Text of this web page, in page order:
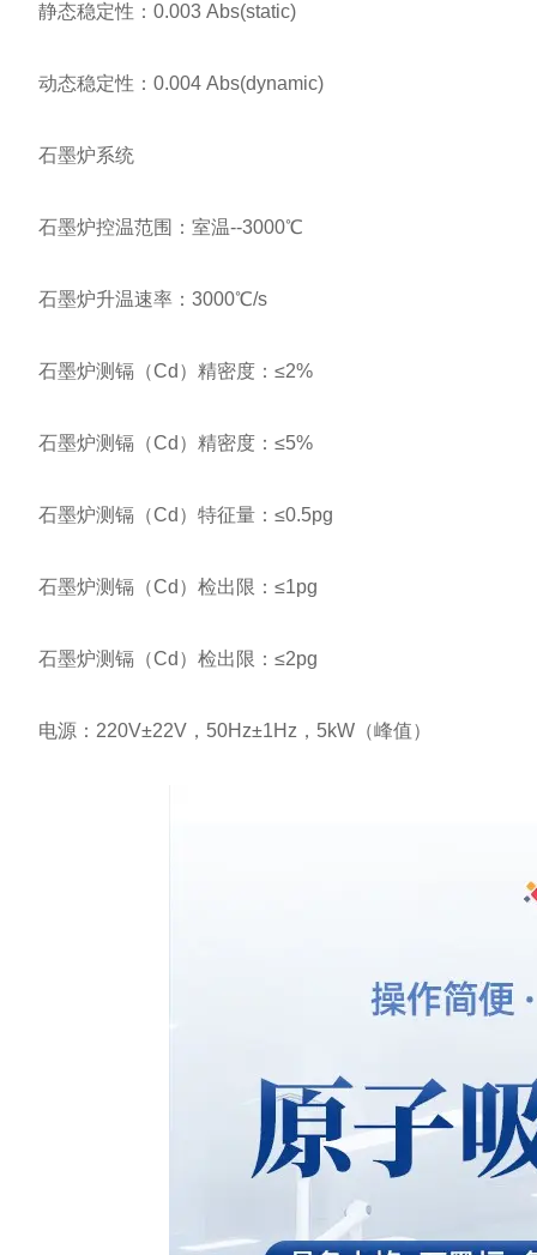
静态稳定性：0.003 Abs(static)
动态稳定性：0.004 Abs(dynamic)
石墨炉系统
石墨炉控温范围：室温--3000℃
石墨炉升温速率：3000℃/s
石墨炉测镉（Cd）精密度：≤2%
石墨炉测镉（Cd）精密度：≤5%
石墨炉测镉（Cd）特征量：≤0.5pg
石墨炉测镉（Cd）检出限：≤1pg
石墨炉测镉（Cd）检出限：≤2pg
电源：220V±22V，50Hz±1Hz，5kW（峰值）